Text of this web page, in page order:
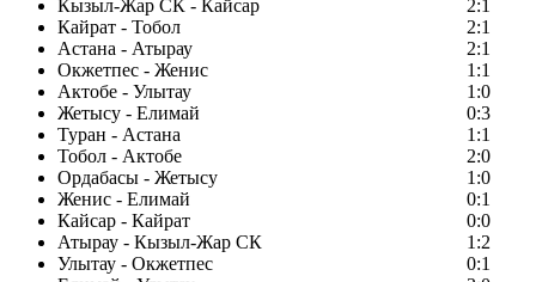
Кызыл-Жар СК - Кайсар
2:1
Кайрат - Тобол
2:1
Астана - Атырау
2:1
Окжетпес - Женис
1:1
Актобе - Улытау
1:0
Жетысу - Елимай
0:3
Туран - Астана
1:1
Тобол - Актобе
2:0
Ордабасы - Жетысу
1:0
Женис - Елимай
0:1
Кайсар - Кайрат
0:0
Атырау - Кызыл-Жар СК
1:2
Улытау - Окжетпес
0:1